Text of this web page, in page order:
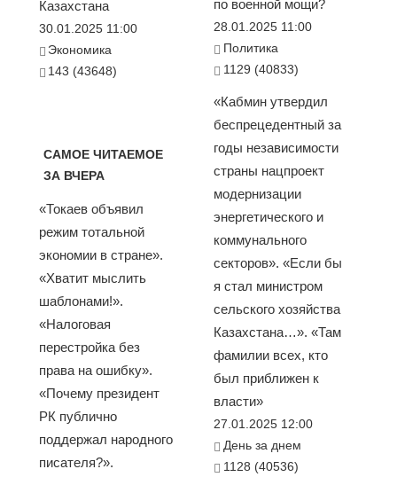
Казахстана
30.01.2025 11:00
Экономика
143 (43648)
САМОЕ ЧИТАЕМОЕ
ЗА ВЧЕРА
«Токаев объявил
режим тотальной
экономии в стране».
«Хватит мыслить
шаблонами!».
«Налоговая
перестройка без
права на ошибку».
«Почему президент
РК публично
поддержал народного
писателя?».
по военной мощи?
28.01.2025 11:00
Политика
1129 (40833)
«Кабмин утвердил
беспрецедентный за
годы независимости
страны нацпроект
модернизации
энергетического и
коммунального
секторов». «Если бы
я стал министром
сельского хозяйства
Казахстана…». «Там
фамилии всех, кто
был приближен к
власти»
27.01.2025 12:00
День за днем
1128 (40536)